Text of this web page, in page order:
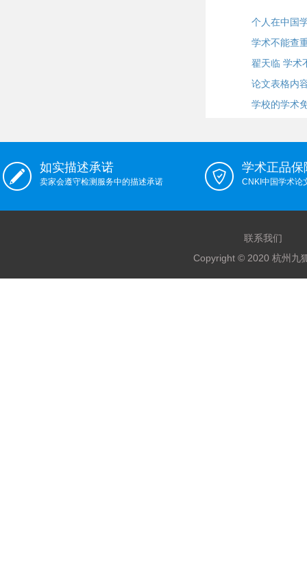
个人在中国
学术不能查
翟天临 学术
论文表格内
学校的学术
如实描述承诺
卖家会遵守检测服务中的描述承诺
学术正品保
CNKI中国学术论
联系我们
Copyright © 2020 杭州九